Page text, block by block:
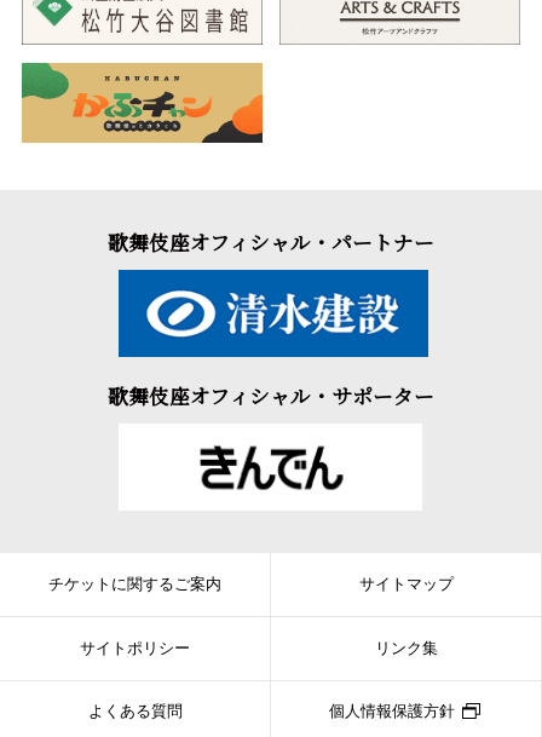
歌舞伎座オフィシャル・パートナー
歌舞伎座オフィシャル・サポーター
チケットに関するご案内 サイトマップ
サイトポリシー リンク集
よくある質問 個人情報保護方針